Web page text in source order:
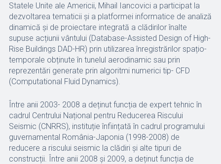
Statele Unite ale Americii, Mihail Iancovici a participat la
dezvoltarea tematicii și a platformei informatice de analiză
dinamică și de proiectare integrată a clădirilor înalte
supuse acțiunii vântului (Database-Assisted Design of High-
Rise Buildings DAD-HR) prin utilizarea înregistrărilor spațio-
temporale obținute în tunelul aerodinamic sau prin
reprezentări generate prin algoritmi numerici tip- CFD
(Computational Fluid Dynamics).
Între anii 2003- 2008 a deținut funcția de expert tehnic în
cadrul Centrului Național pentru Reducerea Riscului
Seismic (CNRRS), instituție înființată în cadrul programului
guvernamental România-Japonia (1998-2008) de
reducere a riscului seismic la clădiri și alte tipuri de
construcții. Între anii 2008 și 2009, a deținut funcția de